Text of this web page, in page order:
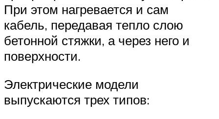
При этом нагревается и сам
кабель, передавая тепло слою
бетонной стяжки, а через него и
поверхности.
Электрические модели
выпускаются трех типов: